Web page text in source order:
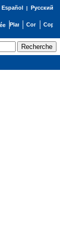
Español | Русский